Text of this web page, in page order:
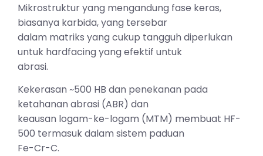
Mikrostruktur yang mengandung fase keras,
biasanya karbida, yang tersebar
dalam matriks yang cukup tangguh diperlukan
untuk hardfacing yang efektif untuk
abrasi.
Kekerasan ~500 HB dan penekanan pada
ketahanan abrasi (ABR) dan
keausan logam-ke-logam (MTM) membuat HF-
500 termasuk dalam sistem paduan
Fe-Cr-C.